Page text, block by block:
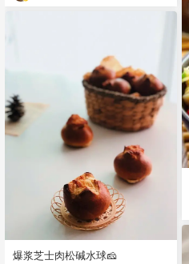
爆浆芝士肉松碱水球🧀